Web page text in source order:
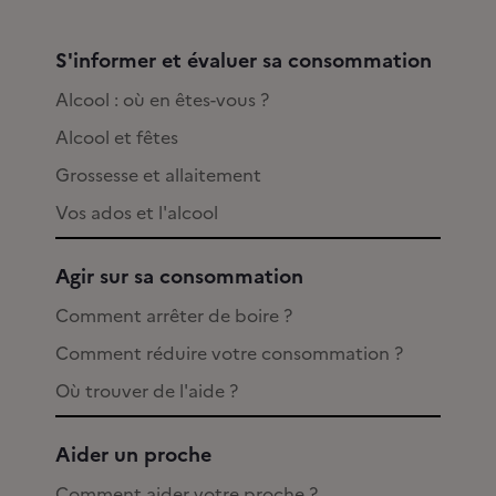
S'informer et évaluer sa consommation
Alcool : où en êtes-vous ?
Alcool et fêtes
Grossesse et allaitement
Vos ados et l'alcool
Agir sur sa consommation
Comment arrêter de boire ?
Comment réduire votre consommation ?
Où trouver de l'aide ?
Aider un proche